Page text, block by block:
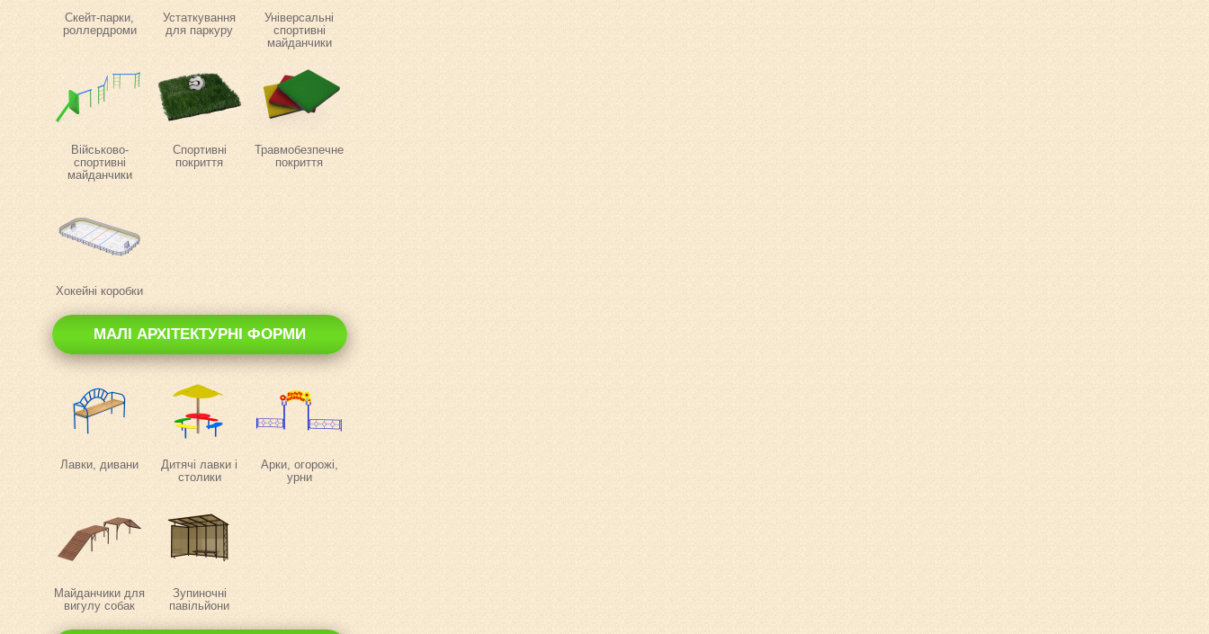
Скейт-парки,
роллердроми
Устаткування
для паркуру
Універсальні
спортивні
майданчики
Військово-
спортивні
майданчики
Спортивні
покриття
Травмобезпечне
покриття
Хокейні коробки
МАЛІ АРХІТЕКТУРНІ ФОРМИ
Лавки, дивани
Дитячі лавки і
столики
Арки, огорожі,
урни
Майданчики для
вигулу собак
Зупиночні
павільйони